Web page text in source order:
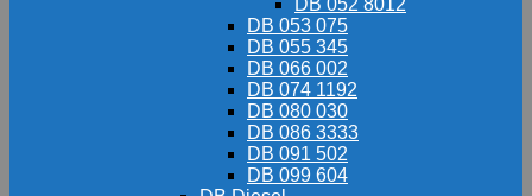
DB 052 8012
DB 053 075
DB 055 345
DB 066 002
DB 074 1192
DB 080 030
DB 086 3333
DB 091 502
DB 099 604